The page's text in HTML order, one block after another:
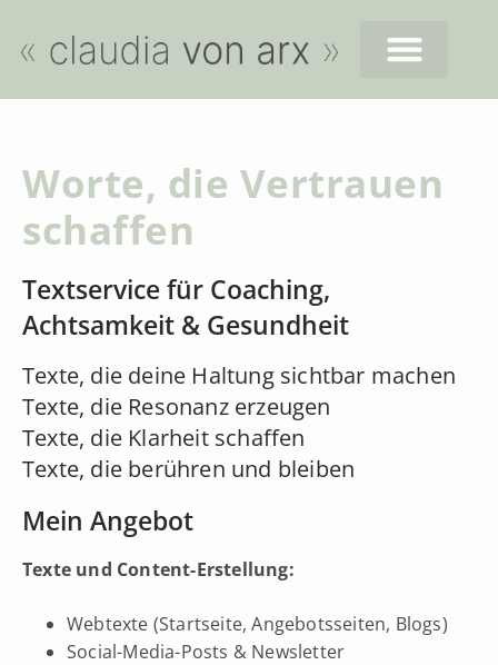
Worte, die Vertrauen
schaffen
Textservice für Coaching,
Achtsamkeit & Gesundheit
Texte, die deine Haltung sichtbar machen
Texte, die Resonanz erzeugen
Texte, die Klarheit schaffen
Texte, die berühren und bleiben
Mein Angebot
Texte und Content-Erstellung:
Webtexte (Startseite, Angebotsseiten, Blogs)
Social-Media-Posts & Newsletter